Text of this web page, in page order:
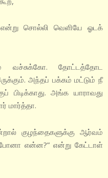
சொல்லி வெளியே ஓடக்
வச்சுக்கோ. தோட்டத்தோட
அந்தப் பக்கம் மட்டும் நீ
பிடிக்காது. அங்க யாராவது
மார்த்தா.
குழந்தைகளுக்கு ஆர்வம்
என்ன?” என்று கேட்டாள்